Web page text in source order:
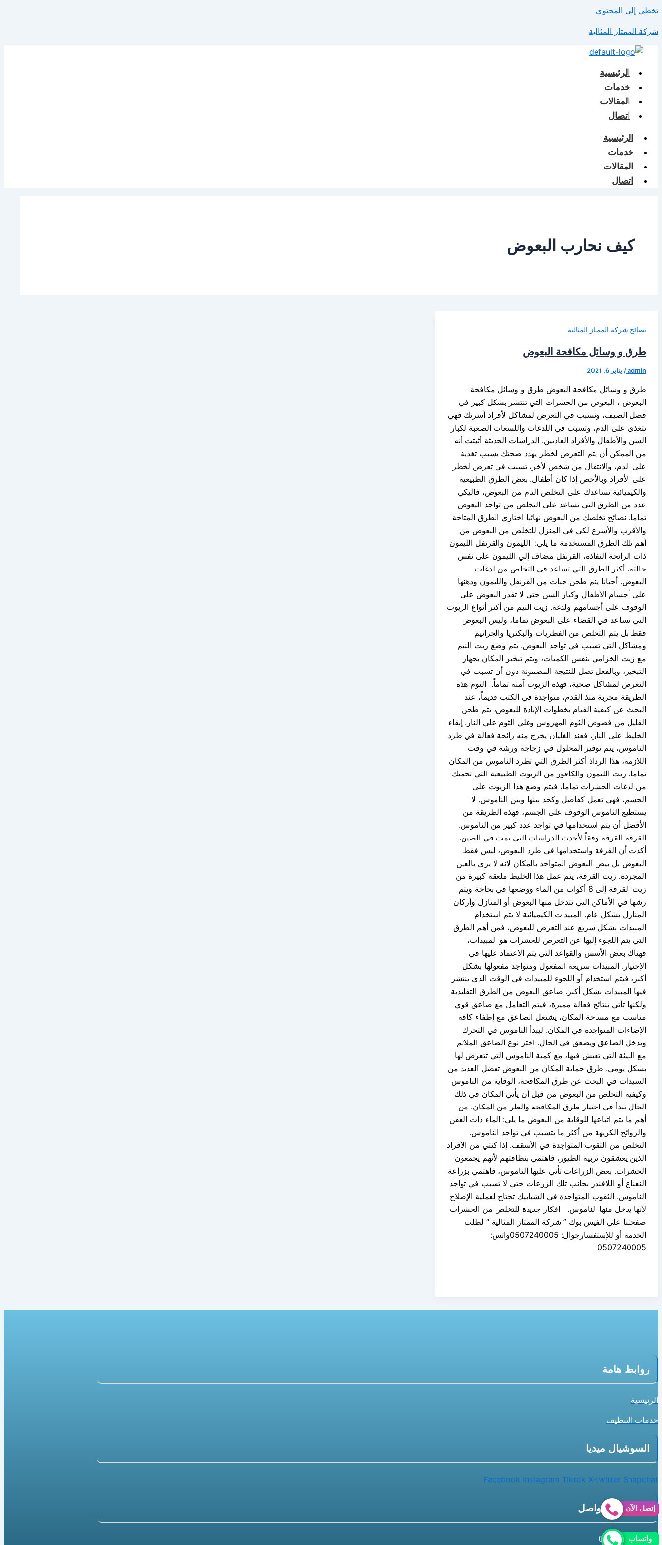
تخطي إلى المحتوى
شركة الممتاز المثالية
الرئيسية
خدمات
المقالات
اتصال
الرئيسية
خدمات
المقالات
اتصال
كيف نحارب البعوض
نصائح شركة الممتاز المثالية
طرق و وسائل مكافحة البعوض
admin
/ يناير 6, 2021
طرق و وسائل مكافحة البعوض طرق و وسائل مكافحة
البعوض ، البعوض من الحشرات التي تنتشر بشكل كبير في
فصل الصيف، وتسبب في التعرض لمشاكل لأفراد أسرتك فهي
تتغذى على الدم، وتسبب في اللدغات واللسعات الصعبة لكبار
السن والأطفال والأفراد العاديين. الدراسات الحديثة أثبتت أنه
من الممكن أن يتم التعرض لخطر يهدد صحتك بسبب تغذية
على الدم، والانتقال من شخص لأخر، تسبب في تعرض لخطر
على الأفراد وبالأخص إذا كان أطفال. بعض الطرق الطبيعية
والكيميائية تساعدك على التخلص التام من البعوض، فاليكي
عدد من الطرق التي تساعد على التخلص من تواجد البعوض
تماما. نصائح تخلصك من البعوض نهائيا اختاري الطرق المتاحة
والأقرب والأسرع لكي في المنزل للتخلص من البعوض من
أهم تلك الطرق المستخدمة ما يلي: الليمون والقرنفل الليمون
ذات الرائحة النفاذة، القرنفل مضاف إلي الليمون على نفس
حالته، أكثر الطرق التي تساعد في التخلص من لدغات
البعوض. أحيانا يتم طحن حبات من القرنفل والليمون ودهنها
على أجسام الأطفال وكبار السن حتى لا تقدر البعوض على
الوقوف على أجسامهم ولدغة. زيت النيم من أكثر أنواع الزيوت
التي تساعد في القضاء على البعوض تماما، وليس البعوض
فقط بل يتم التخلص من الفطريات والبكتريا والجراثيم
ومشاكل التي تسبب في تواجد البعوض. يتم وضع زيت النيم
مع زيت الخزامي بنفس الكميات، ويتم تبخير المكان بجهاز
التبخير، وبالفعل تصل للنتيجة المضمونة دون أن تسبب في
التعرص لمشاكل صحية، فهذه الزيوت آمنة تماماً. الثوم هذه
الطريقة مجربة منذ القدم، متواجدة في الكتب قديماً، عند
البحث عن كيفية القيام بخطوات الإبادة للبعوض، يتم طحن
القليل من فصوص الثوم المهروس وغلي الثوم على النار. إبقاء
الخليط على النار، فعند الغليان يخرج منه رائحة فعالة في طرد
الناموس، يتم توفير المحلول في زجاجة ورشة في وقت
اللازمة، هذا الرذاذ أكثر الطرق التي تطرد الناموس من المكان
تماما. زيت الليمون والكافور من الزيوت الطبيعية التي تحميك
من لدغات الحشرات تماما، فيتم وضع هذا الزيوت على
الجسم، فهي تعمل كفاصل وكحد بينها وبين الناموس. لا
يستطيع الناموس الوقوف على الجسم، فهذه الطريقة من
الأفضل أن يتم استخدامها في تواجد عدد كبير من الناموس.
القرفة القرفة وفقاً لأحدث الدراسات التي تمت في الصين،
أكدت أن القرفة واستخدامها في طرد البعوض، ليس فقط
البعوض بل بيض البعوض المتواجد بالمكان لانه لا يرى بالعين
المجردة. زيت القرفة، يتم عمل هذا الخليط ملعقة كبيرة من
زيت القرفة إلى 8 أكواب من الماء ووضعها في بخاخة ويتم
رشها في الأماكن التي تتدخل منها البعوض أو المنازل وأركان
المنازل بشكل عام. المبيدات الكيميائية لا يتم استخدام
المبيدات بشكل سريع عند التعرض للبعوض، فمن أهم الطرق
التي يتم اللجوء إليها عن التعرض للحشرات هو المبيدات،
فهناك بعض الأسس والقواعد التي يتم الاعتماد عليها في
الإختيار. المبيدات سريعة المفعول ومتواجد مفعولها بشكل
أكبر، فيتم استخدام أو اللجوء للمبيدات في الوقت الذي ينتشر
فيها المبيدات بشكل أكبر. صاعق البعوض من الطرق التقليدية
ولكنها تأتي بنتائج فعالة مميزة، فيتم التعامل مع صاعق قوي
مناسب مع مساحة المكان، يشتغل الصاعق مع إطفاء كافة
الإضاءات المتواجدة في المكان. ليبدأ الناموس في التحرك
ويدخل الصاعق ويصعق في الحال. اختر نوع الصاعق الملائم
مع البيئة التي تعيش فيها، مع كمية الناموس التي تتعرض لها
بشكل يومي. طرق حماية المكان من البعوض تفضل العديد من
السيدات في البحث عن طرق المكافحة، الوقاية من الناموس
وكيفية التخلص من البعوض من قبل أن يأتي المكان في ذلك
الحال تبدأ في اختيار طرق المكافحة والطر من المكان. من
أهم ما يتم اتباعها للوقاية من البعوض ما يلي: الماء ذات العفن
والروائح الكريهة من أكثر ما يتسبب في تواجد الناموس.
التخلص من الثقوب المتواجدة في الأسقف. إذا كنتي من الأفراد
الذين يعشقون تربية الطيور، فاهتمي بنظافتهم لأنهم يجمعون
الحشرات. بعض الزراعات تأتي عليها الناموس، فاهتمي بزراعة
النعناع أو اللافندر بجانب تلك الزرعات حتى لا تسبب في تواجد
الناموس. الثقوب المتواجدة في الشبابيك تحتاج لعملية الإصلاح
لأنها يدخل منها الناموس. افكار جديدة للتخلص من الحشرات
صفحتنا علي الفيس بوك ” شركة الممتاز المثالية “ لطلب
الخدمة أو للإستفسارجوال: 0507240005واتس:
0507240005
روابط هامة
الرئيسية
خدمات التنظيف
السوشيال ميديا
Facebook Instagram Tiktok X-twitter Snapchat
معلومات التواصل
0507240005
إتصل الآن
واتساب